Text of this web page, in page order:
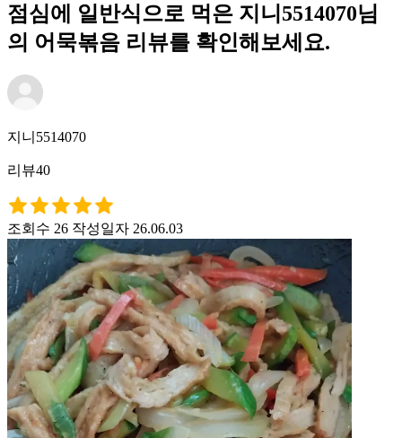
점심에 일반식으로 먹은 지니5514070님
의 어묵볶음 리뷰를 확인해보세요.
지니5514070
리뷰40
조회수 26 작성일자 26.06.03